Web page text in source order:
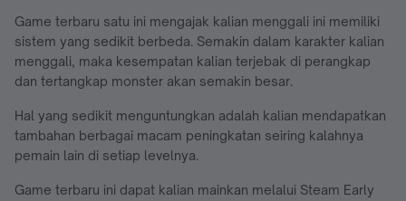
Game terbaru satu ini mengajak kalian menggali ini memiliki
sistem yang sedikit berbeda. Semakin dalam karakter kalian
menggali, maka kesempatan kalian terjebak di perangkap
dan tertangkap monster akan semakin besar.
Hal yang sedikit menguntungkan adalah kalian mendapatkan
tambahan berbagai macam peningkatan seiring kalahnya
pemain lain di setiap levelnya.
Game terbaru ini dapat kalian mainkan melalui Steam Early